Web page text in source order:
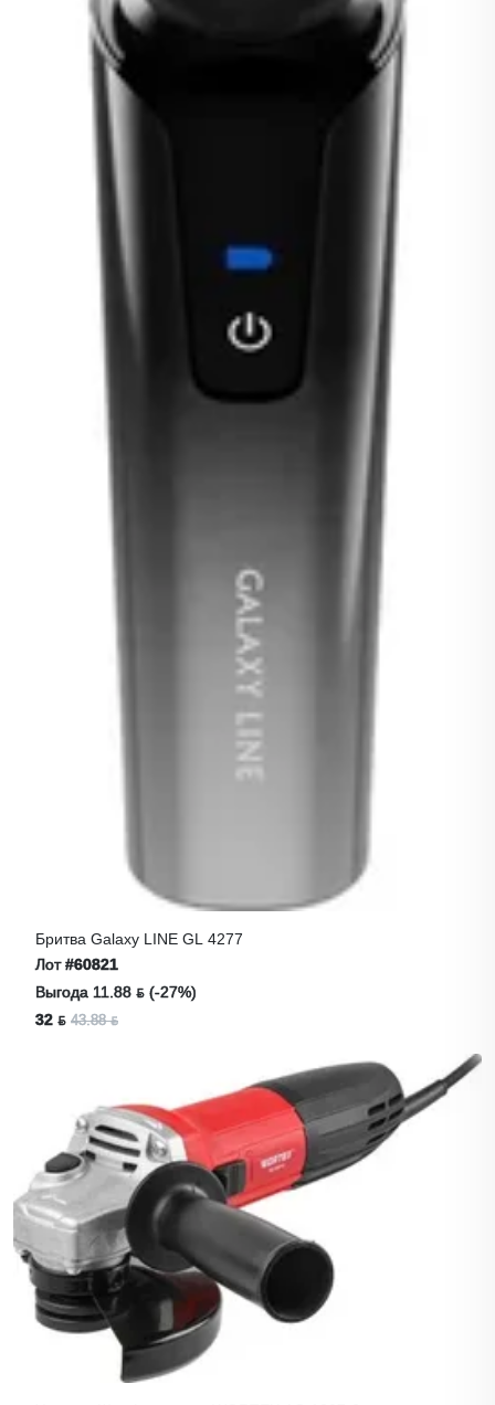
Бритва Galaxy LINE GL 4277
Лот#60821
Выгода 11.88 ƃ (-27%)
32 ƃ 43.88 ƃ